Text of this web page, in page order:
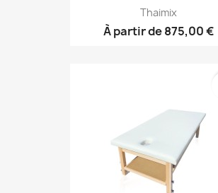
Thaimix
À partir de875,00 €